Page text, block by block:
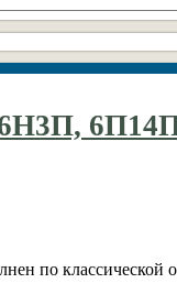
по классической